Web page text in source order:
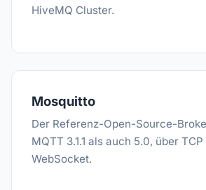
HiveMQ Cluster.
Mosquitto
Der Referenz-Open-Source-
MQTT 3.1.1 als auch 5.0, über
WebSocket.